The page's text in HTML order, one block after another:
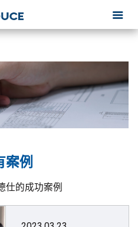
案例
仕的成功案例